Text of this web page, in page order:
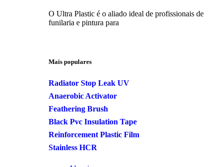
O Ultra Plastic é o aliado ideal de profissionais de
funilaria e pintura para
Mais populares
Radiator Stop Leak UV
Anaerobic Activator
Feathering Brush
Black Pvc Insulation Tape
Reinforcement Plastic Film
Stainless HCR